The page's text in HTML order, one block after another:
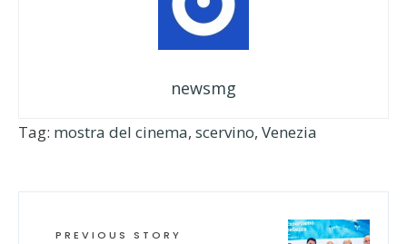
newsmg
Tag: mostra del cinema, scervino, Venezia
PREVIOUS STORY